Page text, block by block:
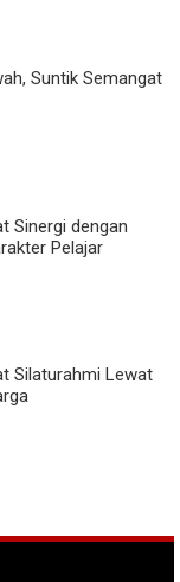
Suntik Semangat
Sinergi dengan
Pelajar
Silaturahmi Lewat